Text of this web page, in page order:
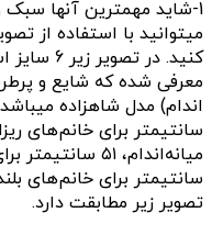
1-شاید مهمترین آنها
میتوانید با استفاده از
کنید. در
معرفی شده که شایع و
اندام) مدل شاهزاده
سانتیمتر برای خانم‌های
تصویر زیر مطابقت دارد.